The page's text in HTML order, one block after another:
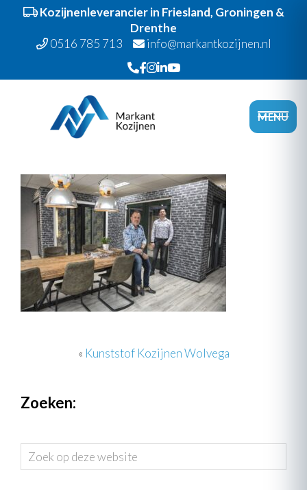
Kozijnenleverancier in Friesland, Groningen &
Drenthe
0516 785 713
info@markantkozijnen.nl
hoofdnavigatie
hoofd
MENU
« Kunststof Kozijnen Wolvega
Zoeken:
Zoek
op